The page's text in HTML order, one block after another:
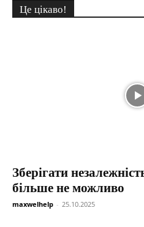
Це цікаво!
Зберігати
більше не можливо
maxwelhelp - 25.10.2025